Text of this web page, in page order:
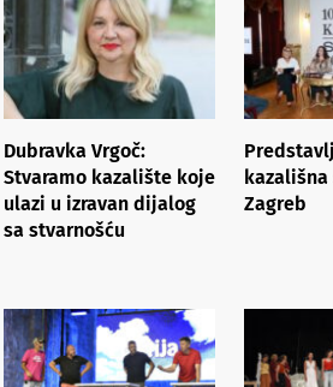
Dubravka Vrgoč:
Stvaramo kazalište koje
ulazi u izravan dijalog
sa stvarnošću
kazališna
Zagreb